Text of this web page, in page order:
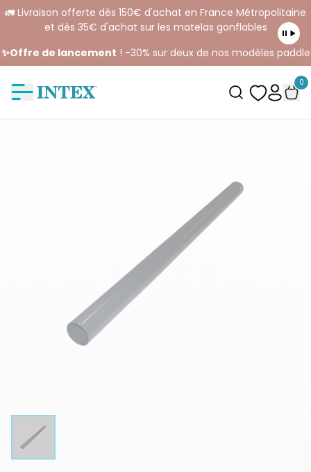
🚛 Livraison offerte dès 150€ d'achat en France Métropolitaine
et dès 35€ d'achat sur les matelas gonflables
✨Offre de lancement ! -30% sur deux de nos modèles paddle
0